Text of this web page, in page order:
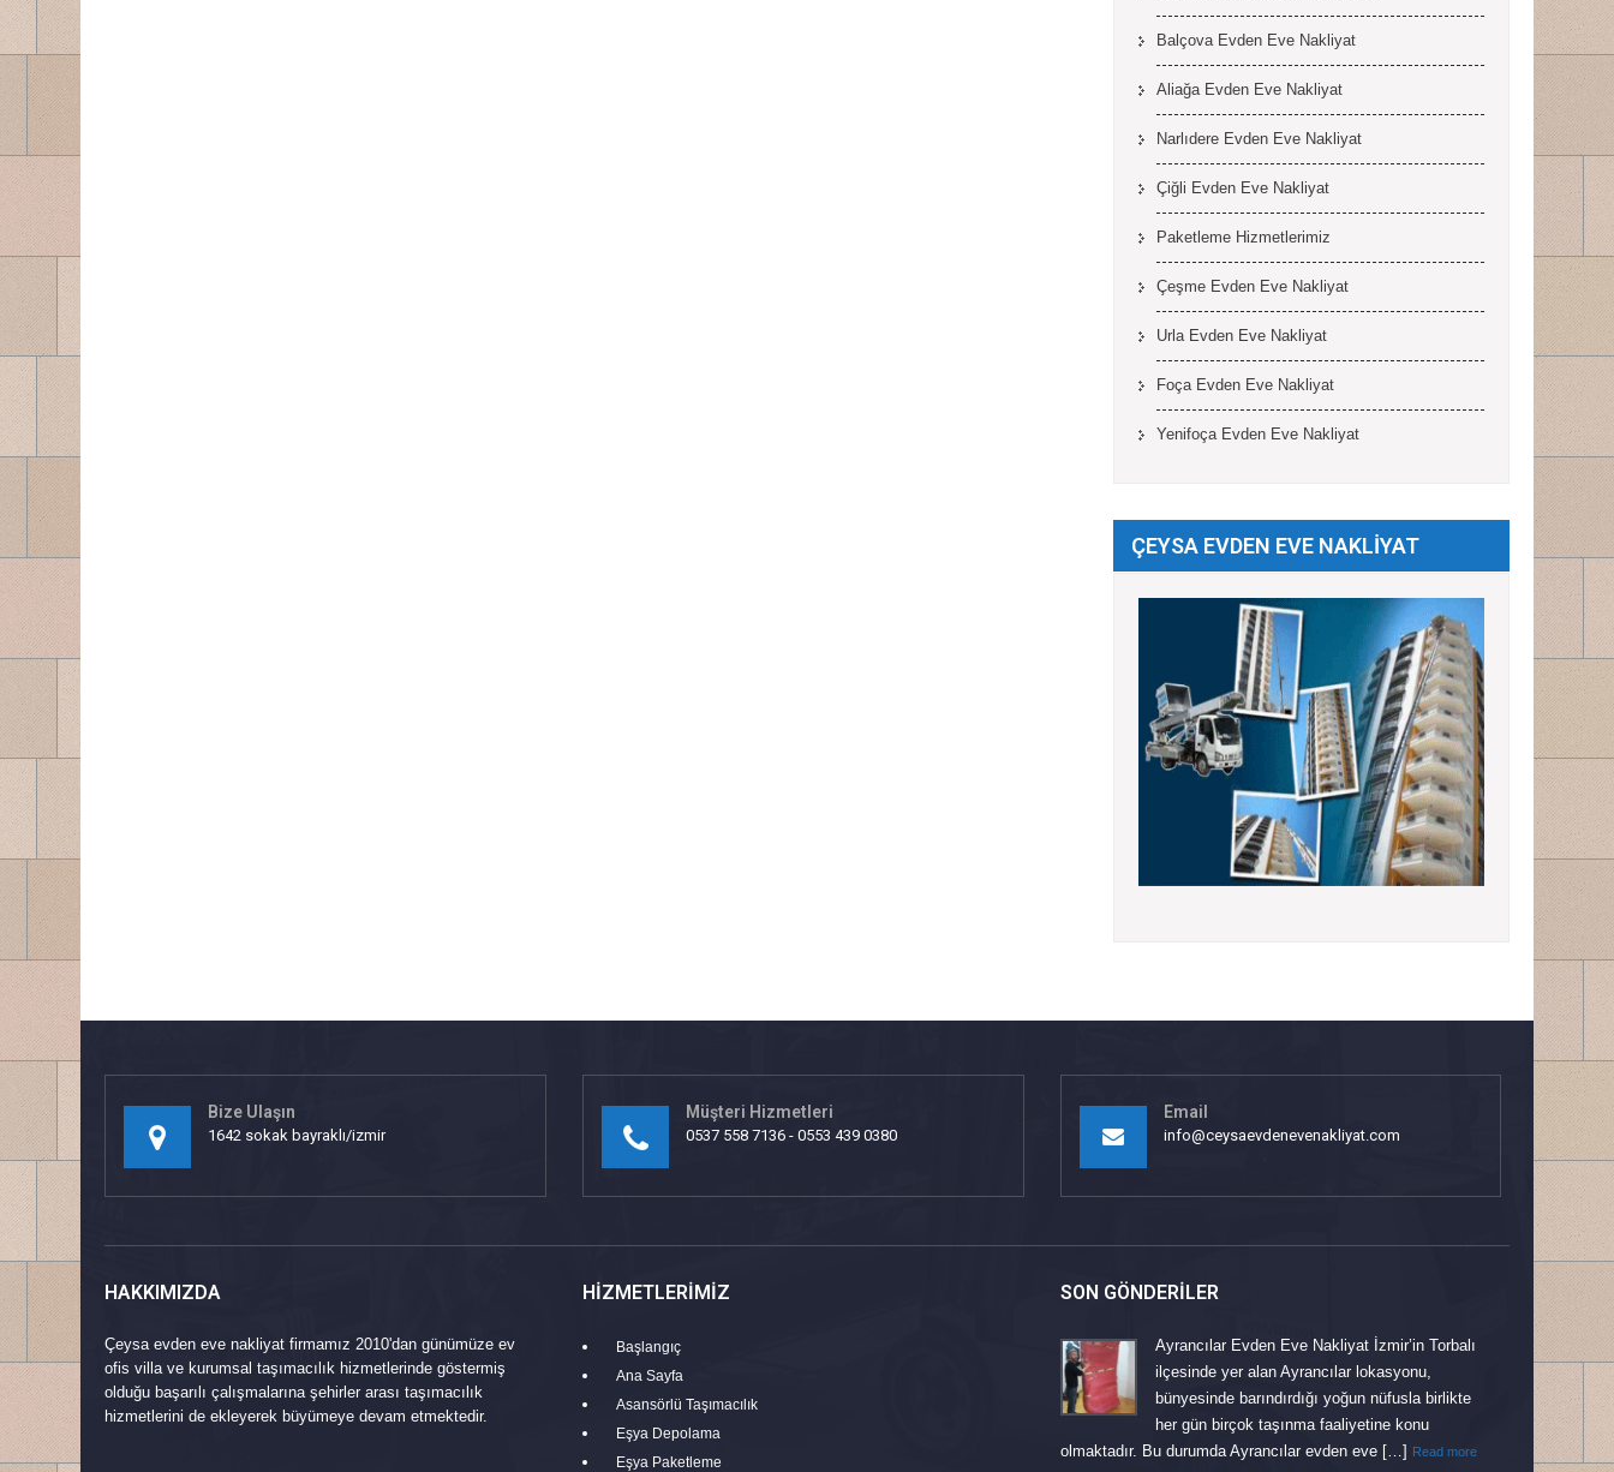
Balçova Evden Eve Nakliyat
Aliağa Evden Eve Nakliyat
Narlıdere Evden Eve Nakliyat
Çiğli Evden Eve Nakliyat
Paketleme Hizmetlerimiz
Çeşme Evden Eve Nakliyat
Urla Evden Eve Nakliyat
Foça Evden Eve Nakliyat
Yenifoça Evden Eve Nakliyat
ÇEYSA EVDEN EVE NAKLİYAT
Bize Ulaşın
1642 sokak bayraklı/izmir
Müşteri Hizmetleri
0537 558 7136 - 0553 439 0380
Email
info@ceysaevdenevenakliyat.com
HAKKIMIZDA
Çeysa evden eve nakliyat firmamız 2010'dan günümüze ev
ofis villa ve kurumsal taşımacılık hizmetlerinde göstermiş
olduğu başarılı çalışmalarına şehirler arası taşımacılık
hizmetlerini de ekleyerek büyümeye devam etmektedir.
HIZMETLERIMIZ
Başlangıç
Ana Sayfa
Asansörlü Taşımacılık
Eşya Depolama
Eşya Paketleme
SON GÖNDERILER
Ayrancılar Evden Eve Nakliyat İzmir’in Torbalı
ilçesinde yer alan Ayrancılar lokasyonu,
bünyesinde barındırdığı yoğun nüfusla birlikte
her gün birçok taşınma faaliyetine konu
olmaktadır. Bu durumda Ayrancılar evden eve […] Read more